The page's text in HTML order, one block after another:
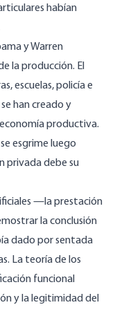
habían
y Warren
la producción. El
escuelas, policía e
han creado y
productiva.
esgrime luego
privada debe su
—la prestación
la conclusión
dado por sentada
La teoría de los
funcional
y la legitimidad del